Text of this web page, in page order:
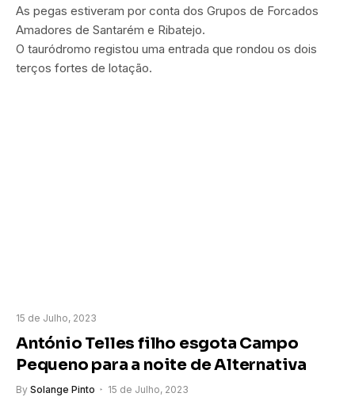
As pegas estiveram por conta dos Grupos de Forcados
Amadores de Santarém e Ribatejo.
O tauródromo registou uma entrada que rondou os dois
terços fortes de lotação.
15 de Julho, 2023
António Telles filho esgota Campo
Pequeno para a noite de Alternativa
By Solange Pinto 15 de Julho, 2023